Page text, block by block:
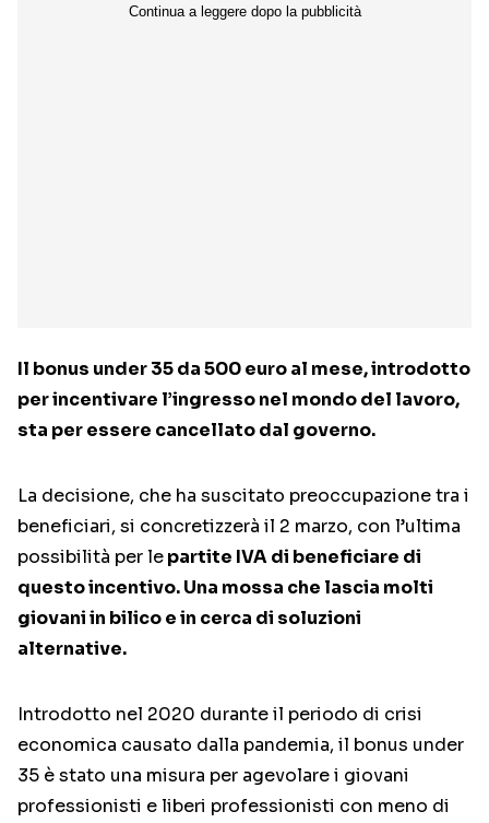
Il bonus under 35 da 500 euro al mese, introdotto
per incentivare l’ingresso nel mondo del lavoro,
sta per essere cancellato dal governo.
La decisione, che ha suscitato preoccupazione tra i
beneficiari, si concretizzerà il 2 marzo, con l’ultima
possibilità per lepartite IVA di beneficiare di
questo incentivo. Una mossa che lascia molti
giovani in bilico e in cerca di soluzioni
alternative.
Introdotto nel 2020 durante il periodo di crisi
economica causato dalla pandemia, il bonus under
35 è stato una misura per agevolare i giovani
professionisti e liberi professionisti con meno di